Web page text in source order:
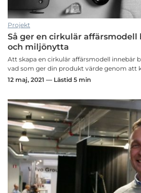
Projekt
Så ger en cirkulär affärsmodell
och miljönytta
Att skapa en cirkulär affärsmodell innebär
vad som ger din produkt värde genom att
12 maj, 2021 — Lästid 5 min